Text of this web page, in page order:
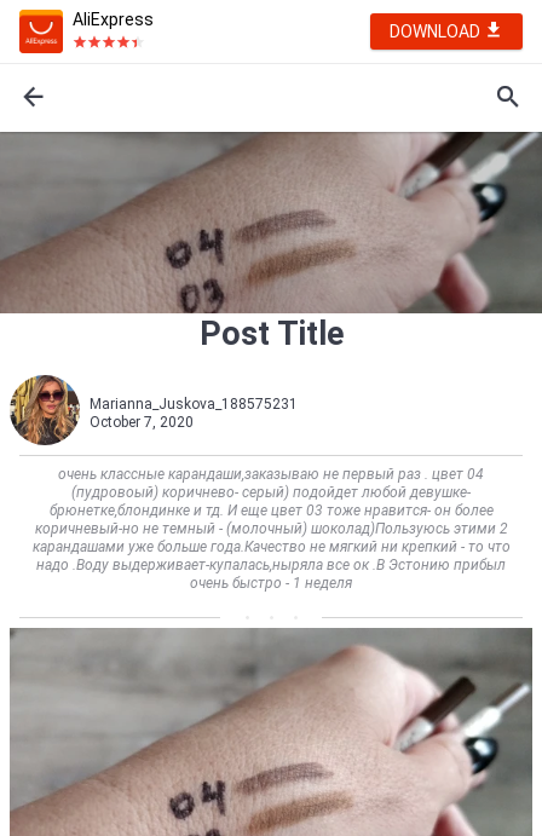
AliExpress
DOWNLOAD
Post Title
Marianna_Juskova_188575231
October 7, 2020
очень классные карандаши,заказываю не первый раз . цвет 04
(пудровоый) коричнево- серый) подойдет любой девушке-
брюнетке,блондинке и тд. И еще цвет 03 тоже нравится- он более
коричневый-но не темный - (молочный) шоколад)Пользуюсь этими 2
карандашами уже больше года.Качество не мягкий ни крепкий - то что
надо .Воду выдерживает-купалась,ныряла все ок .В Эстонию прибыл
очень быстро - 1 неделя